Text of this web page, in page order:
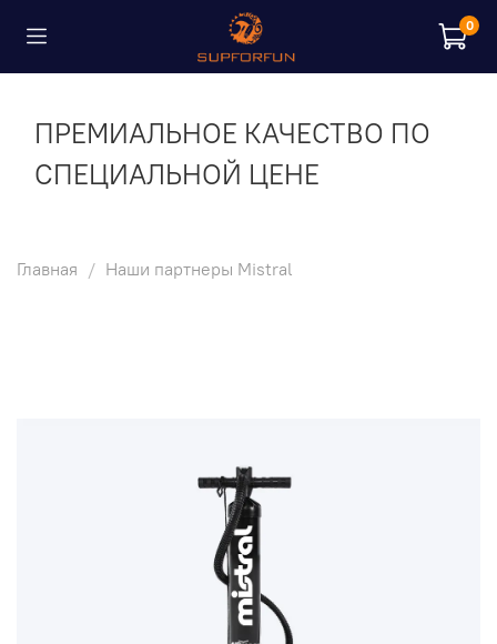
0
ПРЕМИАЛЬНОЕ КАЧЕСТВО ПО
СПЕЦИАЛЬНОЙ ЦЕНЕ
Главная Наши партнеры Mistral